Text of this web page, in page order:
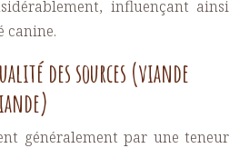
influençant ainsi
canine.
des sources (viande
généralement par une teneur